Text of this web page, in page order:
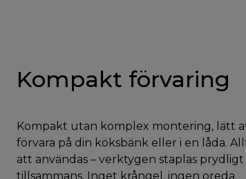
Kompakt förvaring
Kompakt utan komplex montering, lätt
förvara på din köksbänk eller i en låda.
att användas – verktygen staplas prydligt
tillsammans. Inget krångel, ingen oreda.